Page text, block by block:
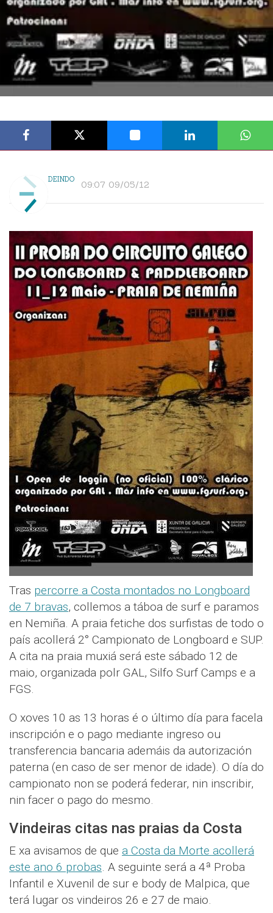
DEINDO 09:07 09/05/12
Tras percorre a Costa montados no Longboard
de 7 bravas, collemos a táboa de surf e paramos
en Nemiña. A praia fetiche dos surfistas de todo o
país acollerá 2° Campionato de Longboard e SUP.
A cita na praia muxiá será este sábado 12 de
maio, organizada polr GAL, Silfo Surf Camps e a
FGS.
O xoves 10 as 13 horas é o último día para facela
inscripción e o pago mediante ingreso ou
transferencia bancaria ademáis da autorización
paterna (en caso de ser menor de idade). O día do
campionato non se poderá federar, nin inscribir,
nin facer o pago do mesmo.
Vindeiras citas nas praias da Costa
E xa avisamos de que a Costa da Morte acollerá
este ano 6 probas. A seguinte será a 4ª Proba
Infantil e Xuvenil de sur e body de Malpica, que
terá lugar os vindeiros 26 e 27 de maio.